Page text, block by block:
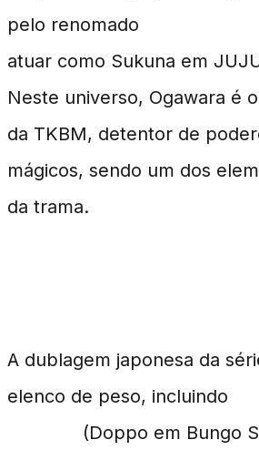
pelo renomado
atuar como Sukuna em
Neste universo, Ogawara é
da TKBM, detentor de
mágicos, sendo um dos
da trama.
A dublagem japonesa da
elenco de peso, incluindo
(Doppo em Bungo